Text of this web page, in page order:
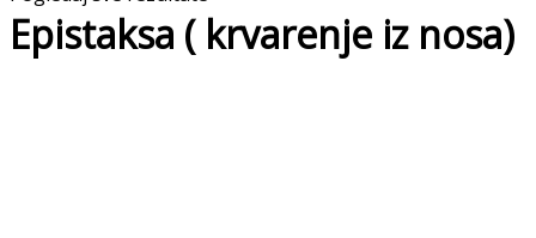
Epistaksa ( krvarenje iz nosa)